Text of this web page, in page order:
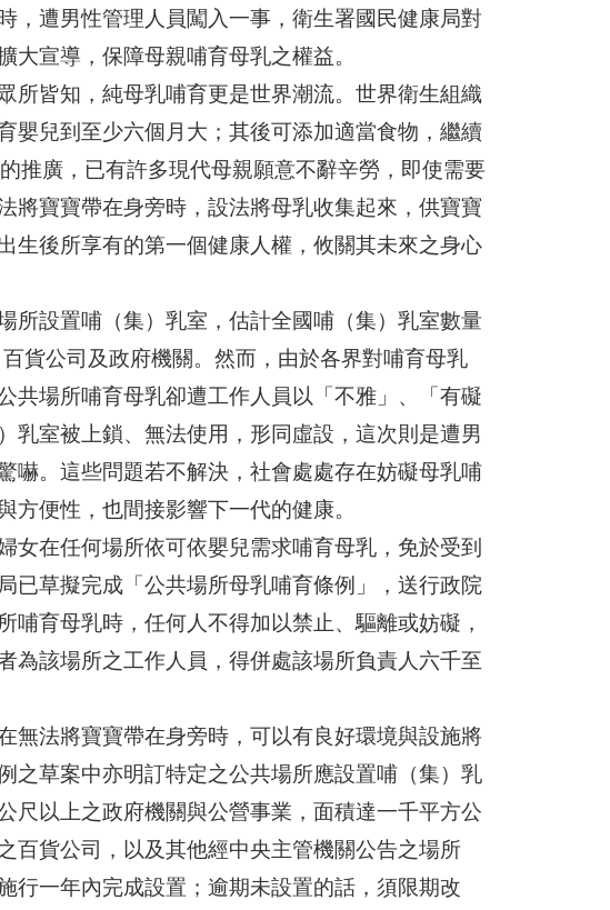
，遭男性管理人員闖入一事，衛生署國民健康局對
宣導，保障母親哺育母乳之權益。
所皆知，純母乳哺育更是世界潮流。世界衛生組織
嬰兒到至少六個月大；其後可添加適當食物，繼續
推廣，已有許多現代母親願意不辭辛勞，即使需要
將寶寶帶在身旁時，設法將母乳收集起來，供寶寶
生後所享有的第一個健康人權，攸關其未來之身心
所設置哺（集）乳室，估計全國哺（集）乳室數量
貨公司及政府機關。然而，由於各界對哺育母乳
共場所哺育母乳卻遭工作人員以「不雅」、「有礙
乳室被上鎖、無法使用，形同虛設，這次則是遭男
嚇。這些問題若不解決，社會處處存在妨礙母乳哺
便性，也間接影響下一代的健康。
女在任何場所依可依嬰兒需求哺育母乳，免於受到
已草擬完成「公共場所母乳哺育條例」，送行政院
育母乳時，任何人不得加以禁止、驅離或妨礙，
為該場所之工作人員，得併處該場所負責人六千至
無法將寶寶帶在身旁時，可以有良好環境與設施將
之草案中亦明訂特定之公共場所應設置哺（集）乳
尺以上之政府機關與公營事業，面積達一千平方公
百貨公司，以及其他經中央主管機關公告之場所
行一年內完成設置；逾期未設置的話，須限期改